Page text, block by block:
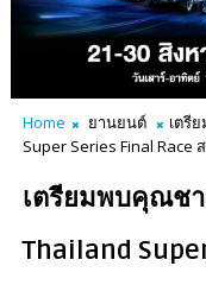
Home ยานยนต์
เตรี
Super Series Final Race
เตรียมพบคุณช
Thailand